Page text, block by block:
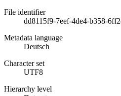
File identifier
dd8115f9-7eef-4de4-b358-
Metadata language
Deutsch
Character set
UTF8
Hierarchy level